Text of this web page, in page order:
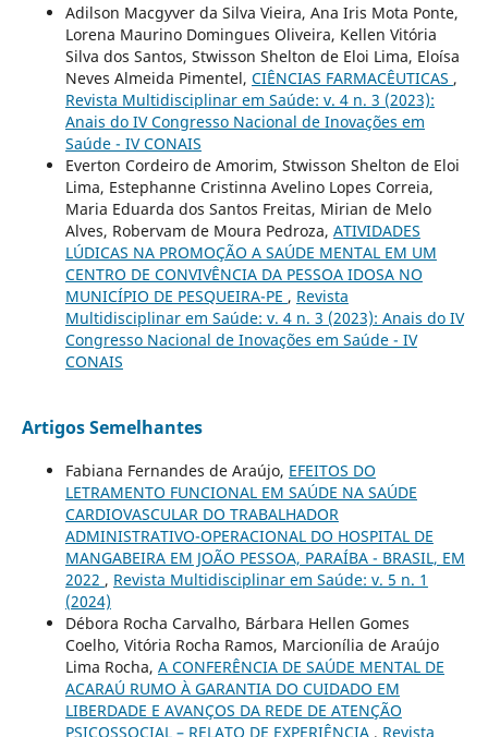
Adilson Macgyver da Silva Vieira, Ana Iris Mota Ponte,
Lorena Maurino Domingues Oliveira, Kellen Vitória
Silva dos Santos, Stwisson Shelton de Eloi Lima, Eloísa
Neves Almeida Pimentel, CIÊNCIAS FARMACÊUTICAS ,
Revista Multidisciplinar em Saúde: v. 4 n. 3 (2023):
Anais do IV Congresso Nacional de Inovações em
Saúde - IV CONAIS
Everton Cordeiro de Amorim, Stwisson Shelton de Eloi
Lima, Estephanne Cristinna Avelino Lopes Correia,
Maria Eduarda dos Santos Freitas, Mirian de Melo
Alves, Robervam de Moura Pedroza, ATIVIDADES
LÚDICAS NA PROMOÇÃO A SAÚDE MENTAL EM UM
CENTRO DE CONVIVÊNCIA DA PESSOA IDOSA NO
MUNICÍPIO DE PESQUEIRA-PE , Revista
Multidisciplinar em Saúde: v. 4 n. 3 (2023): Anais do IV
Congresso Nacional de Inovações em Saúde - IV
CONAIS
Artigos Semelhantes
Fabiana Fernandes de Araújo, EFEITOS DO
LETRAMENTO FUNCIONAL EM SAÚDE NA SAÚDE
CARDIOVASCULAR DO TRABALHADOR
ADMINISTRATIVO-OPERACIONAL DO HOSPITAL DE
MANGABEIRA EM JOÃO PESSOA, PARAÍBA - BRASIL, EM
2022 , Revista Multidisciplinar em Saúde: v. 5 n. 1
(2024)
Débora Rocha Carvalho, Bárbara Hellen Gomes
Coelho, Vitória Rocha Ramos, Marcionília de Araújo
Lima Rocha, A CONFERÊNCIA DE SAÚDE MENTAL DE
ACARAÚ RUMO À GARANTIA DO CUIDADO EM
LIBERDADE E AVANÇOS DA REDE DE ATENÇÃO
PSICOSSOCIAL – RELATO DE EXPERIÊNCIA , Revista